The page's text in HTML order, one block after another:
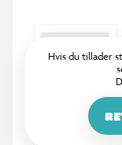
Hvis du tillader